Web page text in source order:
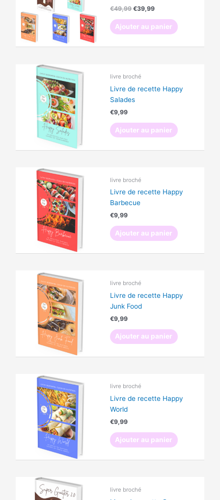
€49,99 €39,99
Ajouter au panier
livre broché
Livre de recette Happy
Salades
€9,99
Ajouter au panier
livre broché
Livre de recette Happy
Barbecue
€9,99
Ajouter au panier
livre broché
Livre de recette Happy
Junk Food
€9,99
Ajouter au panier
livre broché
Livre de recette Happy
World
€9,99
Ajouter au panier
livre broché